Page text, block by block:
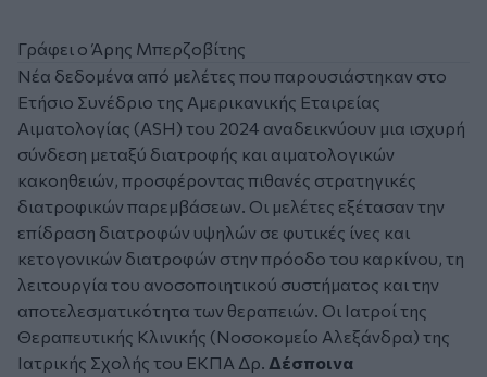
Γράφει ο Άρης Μπερζοβίτης
Νέα δεδομένα από μελέτες που παρουσιάστηκαν στο
Ετήσιο Συνέδριο της Αμερικανικής Εταιρείας
Αιματολογίας (ASH) του 2024 αναδεικνύουν μια ισχυρή
σύνδεση μεταξύ διατροφής και αιματολογικών
κακοηθειών, προσφέροντας πιθανές στρατηγικές
διατροφικών παρεμβάσεων. Οι μελέτες εξέτασαν την
επίδραση διατροφών υψηλών σε φυτικές ίνες και
κετογονικών διατροφών στην πρόοδο του καρκίνου, τη
λειτουργία του ανοσοποιητικού συστήματος και την
αποτελεσματικότητα των θεραπειών. Οι Ιατροί της
Θεραπευτικής Κλινικής (Νοσοκομείο Αλεξάνδρα) της
Ιατρικής Σχολής του ΕΚΠΑ Δρ. Δέσποινα